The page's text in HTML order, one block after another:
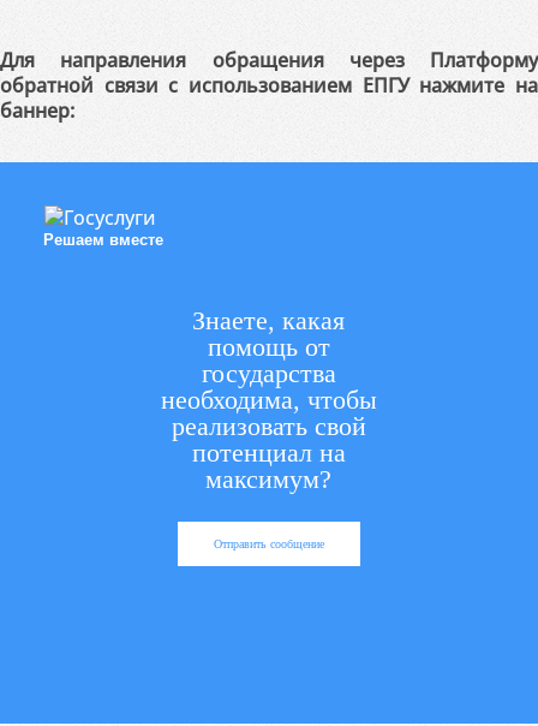
Для направления обращения через Платформу
обратной связи с использованием ЕПГУ нажмите на
баннер:
Решаем вместе
Знаете, какая
помощь от
государства
необходима, чтобы
реализовать свой
потенциал на
максимум?
Отправить сообщение